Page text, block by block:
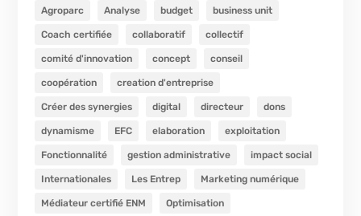
Agroparc Analyse budget business unit
Coach certifiée collaboratif collectif
comité d'innovation concept conseil
coopération creation d'entreprise
Créer des synergies digital directeur dons
dynamisme EFC elaboration exploitation
Fonctionnalité gestion administrative impact social
Internationales Les Entrep Marketing numérique
Médiateur certifié ENM Optimisation